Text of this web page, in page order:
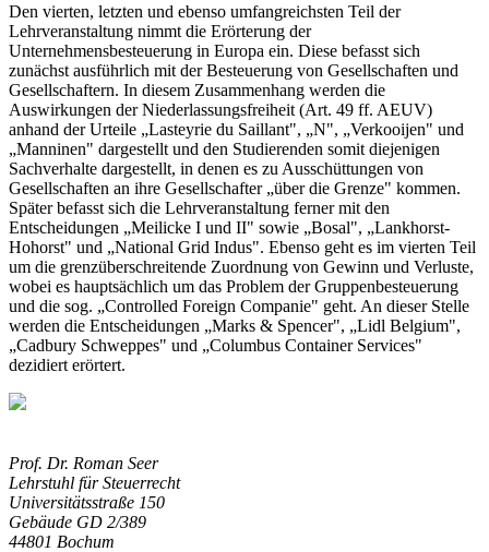
Den vierten, letzten und ebenso umfangreichsten Teil der
Lehrveranstaltung nimmt die Erörterung der
Unternehmensbesteuerung in Europa ein. Diese befasst sich
zunächst ausführlich mit der Besteuerung von Gesellschaften und
Gesellschaftern. In diesem Zusammenhang werden die
Auswirkungen der Niederlassungsfreiheit (Art. 49 ff. AEUV)
anhand der Urteile „Lasteyrie du Saillant", „N", „Verkooijen" und
„Manninen" dargestellt und den Studierenden somit diejenigen
Sachverhalte dargestellt, in denen es zu Ausschüttungen von
Gesellschaften an ihre Gesellschafter „über die Grenze" kommen.
Später befasst sich die Lehrveranstaltung ferner mit den
Entscheidungen „Meilicke I und II" sowie „Bosal", „Lankhorst-
Hohorst" und „National Grid Indus". Ebenso geht es im vierten Teil
um die grenzüberschreitende Zuordnung von Gewinn und Verluste,
wobei es hauptsächlich um das Problem der Gruppenbesteuerung
und die sog. „Controlled Foreign Companie" geht. An dieser Stelle
werden die Entscheidungen „Marks & Spencer", „Lidl Belgium",
„Cadbury Schweppes" und „Columbus Container Services"
dezidiert erörtert.
Prof. Dr. Roman Seer
Lehrstuhl für Steuerrecht
Universitätsstraße 150
Gebäude GD 2/389
44801 Bochum